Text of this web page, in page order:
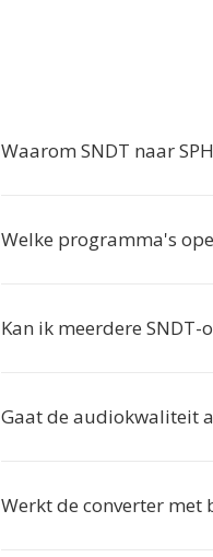
Waarom SNDT naar
Welke programma's
Kan ik meerdere
Gaat de audiokwaliteit
Werkt de converter met